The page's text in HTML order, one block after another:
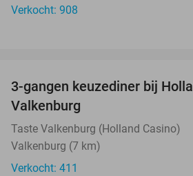
Verkocht: 908
3-gangen keuzediner bij
Valkenburg
Taste Valkenburg (Holland Casino)
Valkenburg (7 km)
Verkocht: 411